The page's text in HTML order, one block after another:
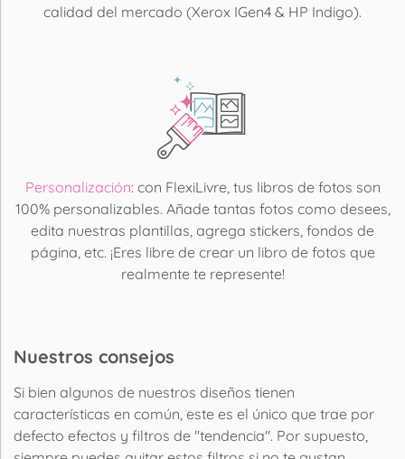
calidad del mercado (Xerox IGen4 & HP Indigo).
Personalización: con FlexiLivre, tus libros de fotos son
100% personalizables. Añade tantas fotos como desees,
edita nuestras plantillas, agrega stickers, fondos de
página, etc. ¡Eres libre de crear un libro de fotos que
realmente te represente!
Nuestros consejos
Si bien algunos de nuestros diseños tienen
características en común, este es el único que trae por
defecto efectos y filtros de "tendencia". Por supuesto,